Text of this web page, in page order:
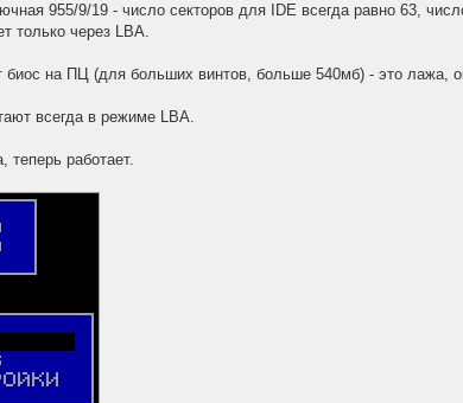
955/9/19 - число секторов для IDE всегда равно 63,
только через LBA.
биос на ПЦ (для больших винтов, больше 540мб) - это лажа,
всегда в режиме LBA.
работает.